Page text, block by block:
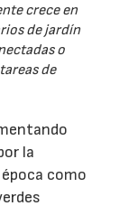
crece en
de jardín
o
de
la
como